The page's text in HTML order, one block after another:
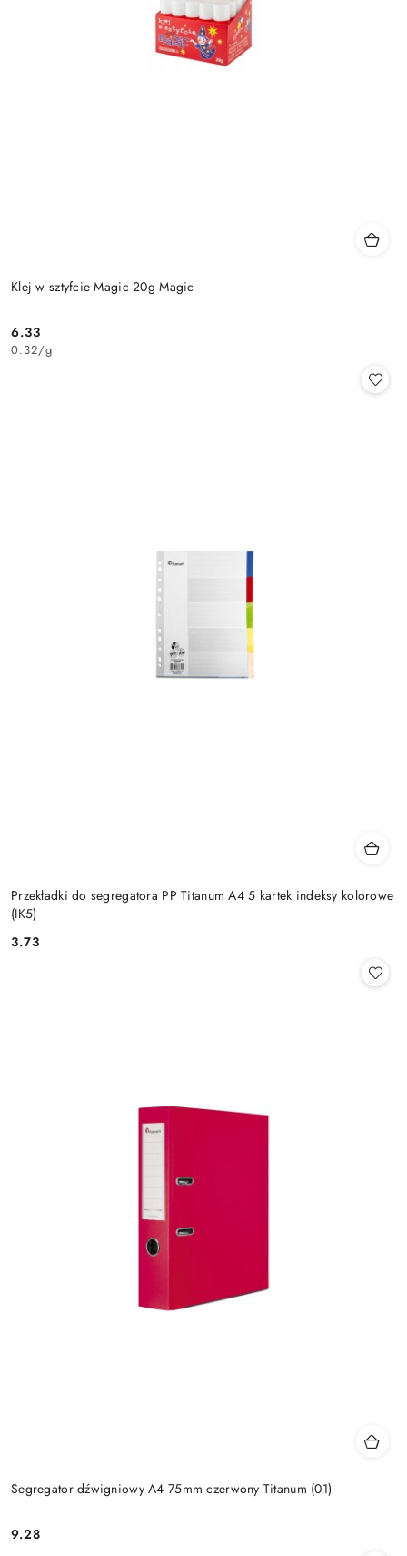
Klej w sztyfcie Magic 20g Magic
Cena:
6.33
0.32/g
Przekładki do segregatora PP Titanum A4 5 kartek indeksy kolorowe
(IK5)
Cena:
3.73
Segregator dźwigniowy A4 75mm czerwony Titanum (01)
Cena:
9.28